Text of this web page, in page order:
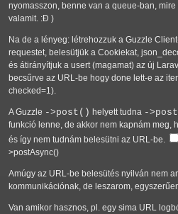
nyomasszon, benne van a queue-ban,
valamit. :Đ )
Na de a lényeg: létrehozzuk a Guzzle
requestet, belesütjük a Cookiekat,
és átirányítjuk a usert (magamat) az új
becsűrve az URL-be hogy done lett-e az
checked=1).
A Guzzle ->post() helyett tudna -
funkció lenne, de akkor nem kapnám meg,
és így nem tudnám belesütni az URL-be.
>postAsync()
Amúgy az URL-be belesütés nyilván nem
kommunikációnak, de leszarom,
Van amikor hasznos, pl. egy sima URL